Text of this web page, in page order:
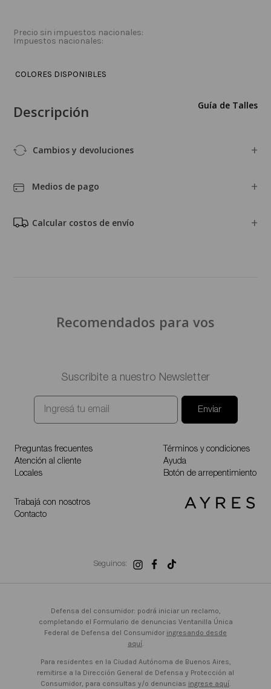
Precio sin impuestos nacionales:
Impuestos nacionales:
COLORES DISPONIBLES
Guía de Talles
Descripción
Cambios y devoluciones
Medios de pago
Calcular costos de envío
Recomendados para vos
Suscribite a nuestro Newsletter
Enviar
Preguntas frecuentes
Atención al cliente
Locales
Trabajá con nosotros
Contacto
Términos y condiciones
Ayuda
Botón de arrepentimiento
Seguinos:
Defensa del consumidor: podrá iniciar un reclamo,
completando el Formulario de denuncias Ventanilla Única
Federal de Defensa del Consumidor ingresando desde
aquí.
Para residentes en la Ciudad Autónoma de Buenos Aires,
remitirse a la Dirección General de Defensa y Protección al
Consumidor, para consultas y/o denuncias ingrese aquí.